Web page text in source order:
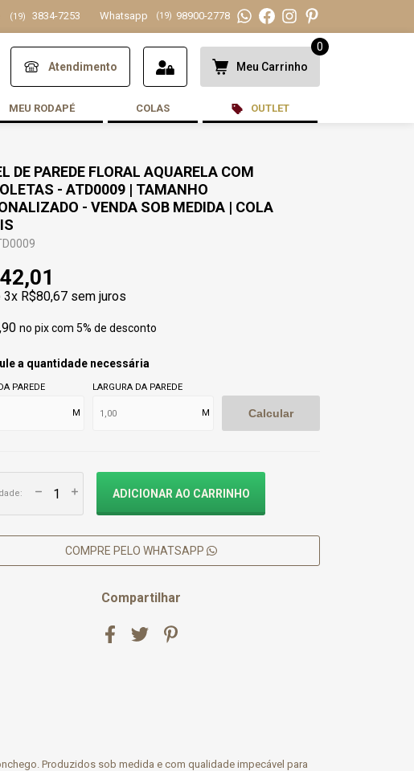
(19) 3834-7253 Whatsapp (19) 98900-2778
Atendimento Meu Carrinho
0
MEU RODAPÉ COLAS OUTLET
DE PAREDE FLORAL AQUARELA COM
- ATD0009 | TAMANHO
- VENDA SOB MEDIDA | COLA
3x R$80,67 sem juros
no pix com 5% de desconto
a quantidade necessária
PAREDE
M
LARGURA DA PAREDE
M Calcular
COMPRE PELO WHATSAPP
Compartilhar
Produzidos sob medida e com qualidade impecável para